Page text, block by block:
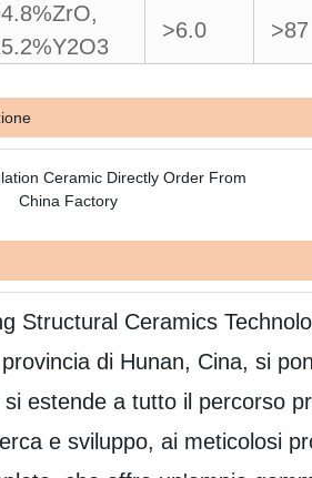
>6.0 >87
Structural Ceramics
di Hunan, Cina, si
estende a tutto il percorso
e sviluppo, ai meticolosi